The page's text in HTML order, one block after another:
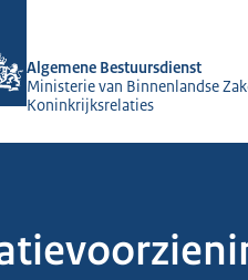
Algemene Bestuursdienst
Ministerie van Binnenlandse
Koninkrijksrelaties